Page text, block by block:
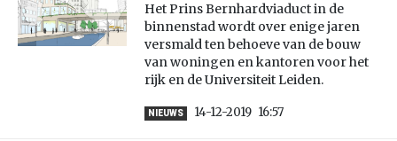
Het Prins Bernhardviaduct in de
binnenstad wordt over enige jaren
versmald ten behoeve van de bouw
van woningen en kantoren voor het
rijk en de Universiteit Leiden.
NIEUWS 14-12-2019 16:57